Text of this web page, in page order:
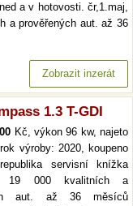
a v hotovosti. čr,1.maj,
a prověřených aut. až 36
Zobrazit inzerát
1.3 T-GDI
Kč, výkon 96 kw, najeto
výroby: 2020, koupeno
servisní knížka
19 000 kvalitních a
aut. až 36 měsíců